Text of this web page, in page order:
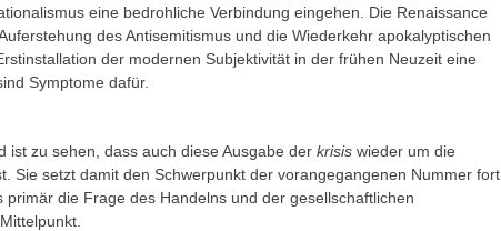
eine bedrohliche Verbindung eingehen. Die Renaissance
des Antisemitismus und die Wiederkehr apokalyptischen
der modernen Subjektivität in der frühen Neuzeit eine
Symptome dafür.
ist zu sehen, dass auch diese Ausgabe der krisis wieder um die
Sie setzt damit den Schwerpunkt der vorangegangenen Nummer fort,
primär die Frage des Handelns und der gesellschaftlichen